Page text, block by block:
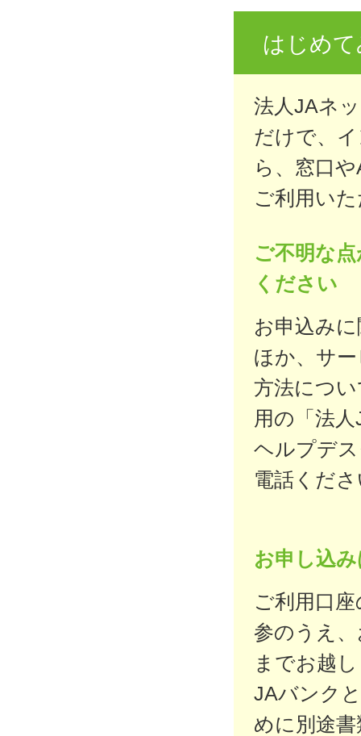
はじめ
法人JAネ
だけで、
ら、窓口
ご利用い
ご不明な
ください
お申込み
ほか、サ
方法につ
用の「法
ヘルプデ
電話くだ
お申し込
ご利用口
参のうえ
までお越
JAバンク
めに別途